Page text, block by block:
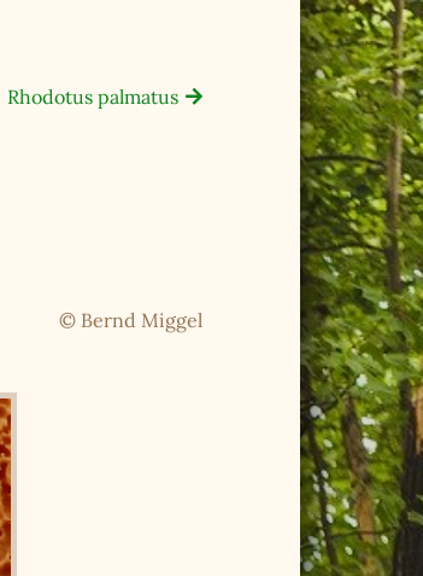
Rhodotus palmatus
© Bernd Miggel